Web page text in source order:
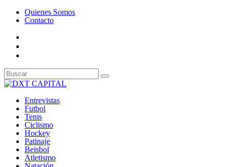
Quienes Somos
Contacto
Entrevistas
Futbol
Tenis
Ciclismo
Hockey
Patinaje
Beisbol
Atletismo